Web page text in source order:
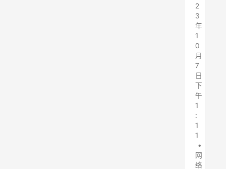
2
3
年
1
0
月
7
日
下
午
1
:
1
1
•
网
络